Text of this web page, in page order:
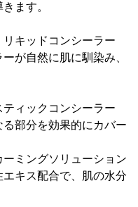
ます。
キッドコンシーラー
が自然に肌に馴染み、
ィックコンシーラー
部分を効果的にカバー
ミングソリューション
キス配合で、肌の水分